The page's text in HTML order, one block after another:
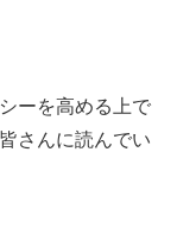
ーを高める上で
さんに読んでい